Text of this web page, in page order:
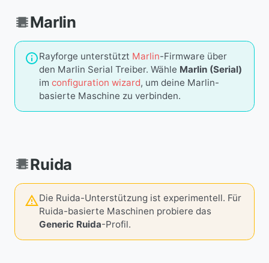
Marlin
Rayforge unterstützt Marlin-Firmware über
den Marlin Serial Treiber. Wähle Marlin (Serial)
im configuration wizard, um deine Marlin-
basierte Maschine zu verbinden.
Ruida
Die Ruida-Unterstützung ist experimentell. Für
Ruida-basierte Maschinen probiere das
Generic Ruida-Profil.